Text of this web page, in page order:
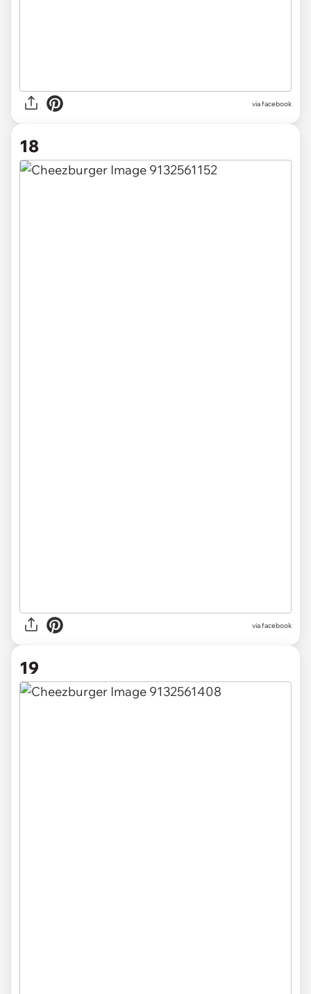
via facebook
18
via facebook
19